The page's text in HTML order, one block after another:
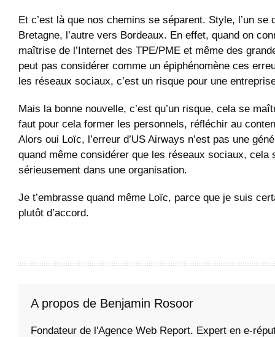
Et c’est là que nos chemins se séparent. Style, l’un se
Bretagne, l’autre vers Bordeaux. En effet, quand on
maîtrise de l’Internet des TPE/PME et même des
peut pas considérer comme un épiphénomène ces
les réseaux sociaux, c’est un risque pour une
Mais la bonne nouvelle, c’est qu’un risque, cela se
faut pour cela former les personnels, réfléchir au
Alors oui Loïc, l’erreur d’US Airways n’est pas une
quand même considérer que les réseaux sociaux, cela
sérieusement dans une organisation.
Je t’embrasse quand même Loïc, parce que je suis
plutôt d’accord.
A propos de Benjamin Rosoor
Fondateur de l'Agence Web Report. Expert en e-